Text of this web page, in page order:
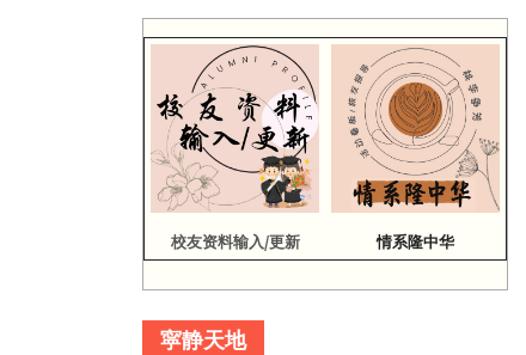
校友资料输入/更新 情系隆中华
寜静天地